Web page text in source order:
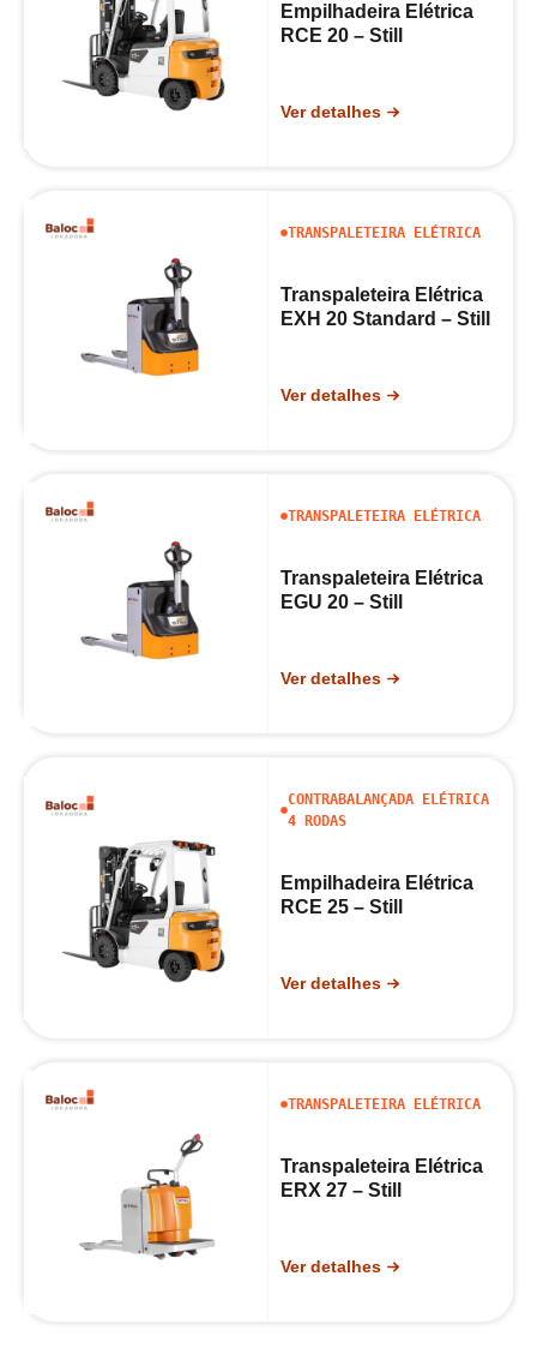
Empilhadeira Elétrica
RCE 20 – Still
Ver detalhes
TRANSPALETEIRA ELÉTRICA
Transpaleteira Elétrica
EXH 20 Standard – Still
Ver detalhes
TRANSPALETEIRA ELÉTRICA
Transpaleteira Elétrica
EGU 20 – Still
Ver detalhes
CONTRABALANÇADA ELÉTRICA
4 RODAS
Empilhadeira Elétrica
RCE 25 – Still
Ver detalhes
TRANSPALETEIRA ELÉTRICA
Transpaleteira Elétrica
ERX 27 – Still
Ver detalhes